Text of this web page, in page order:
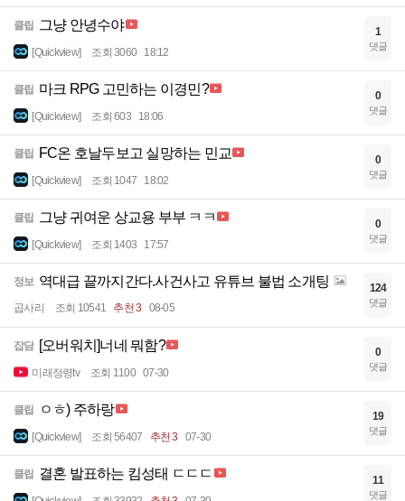
클립 그냥 안녕수야
[Quickview] 조회 3060 18:12
1
댓글
클립 마크 RPG 고민하는 이경민?
[Quickview] 조회 603 18:06
0
댓글
클립 FC온 호날두보고 실망하는 민교
[Quickview] 조회 1047 18:02
0
댓글
클립 그냥 귀여운 상교용 부부 ㅋㅋ
[Quickview] 조회 1403 17:57
0
댓글
정보 역대급 끝까지간다.사건사고 유튜브 불법 소개팅
곱사리 조회 10541 추천 3 08-05
124
댓글
잡담 [오버워치]너네 뭐함?
미래정령tv 조회 1100 07-30
0
댓글
클립 ㅇㅎ) 주하랑
[Quickview] 조회 56407 추천 3 07-30
19
댓글
클립 결혼 발표하는 킴성태 ㄷㄷㄷ 11
댓글